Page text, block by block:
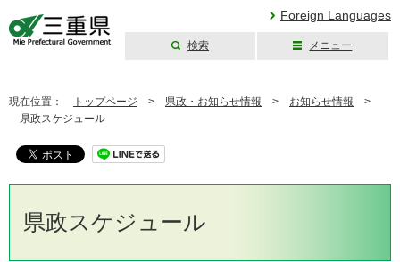
Foreign Languages
検索 メニュー
現在位置： トップページ > 県政・お知らせ情報 > お知らせ情報 >
県政スケジュール
県政スケジュール